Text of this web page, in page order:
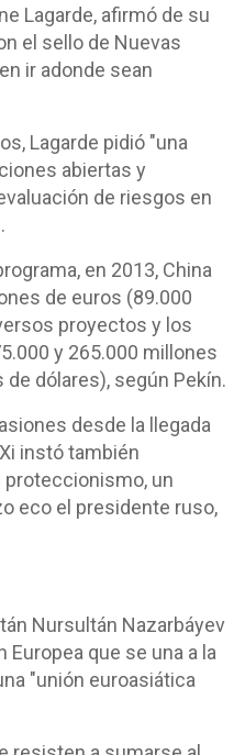
Lagarde, afirmó de su
el sello de Nuevas
ir adonde sean
Lagarde pidió "una
abiertas y
de riesgos en
en 2013, China
de euros (89.000
proyectos y los
y 265.000 millones
dólares), según Pekín.
desde la llegada
instó también
proteccionismo, un
eco el presidente ruso,
Nursultán Nazarbáyev
Europea que se una a la
"unión euroasiática